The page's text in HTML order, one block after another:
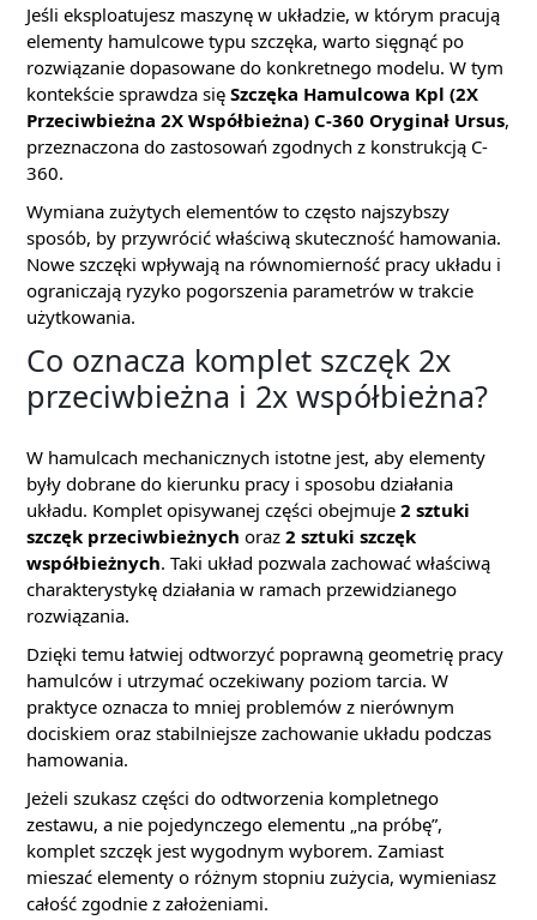
Jeśli eksploatujesz maszynę w układzie, w którym pracują
elementy hamulcowe typu szczęka, warto sięgnąć po
rozwiązanie dopasowane do konkretnego modelu. W tym
kontekście sprawdza się Szczęka Hamulcowa Kpl (2X
Przeciwbieżna 2X Współbieżna) C-360 Oryginał Ursus,
przeznaczona do zastosowań zgodnych z konstrukcją C-
360.
Wymiana zużytych elementów to często najszybszy
sposób, by przywrócić właściwą skuteczność hamowania.
Nowe szczęki wpływają na równomierność pracy układu i
ograniczają ryzyko pogorszenia parametrów w trakcie
użytkowania.
Co oznacza komplet szczęk 2x
przeciwbieżna i 2x współbieżna?
W hamulcach mechanicznych istotne jest, aby elementy
były dobrane do kierunku pracy i sposobu działania
układu. Komplet opisywanej części obejmuje 2 sztuki
szczęk przeciwbieżnych oraz 2 sztuki szczęk
współbieżnych. Taki układ pozwala zachować właściwą
charakterystykę działania w ramach przewidzianego
rozwiązania.
Dzięki temu łatwiej odtworzyć poprawną geometrię pracy
hamulców i utrzymać oczekiwany poziom tarcia. W
praktyce oznacza to mniej problemów z nierównym
dociskiem oraz stabilniejsze zachowanie układu podczas
hamowania.
Jeżeli szukasz części do odtworzenia kompletnego
zestawu, a nie pojedynczego elementu „na próbę”,
komplet szczęk jest wygodnym wyborem. Zamiast
mieszać elementy o różnym stopniu zużycia, wymieniasz
całość zgodnie z założeniami.